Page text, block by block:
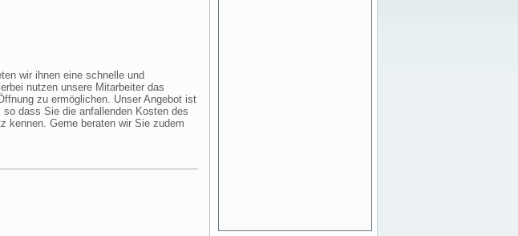
wir ihnen eine schnelle und
nutzen unsere Mitarbeiter das
zu ermöglichen. Unser Angebot ist
dass Sie die anfallenden Kosten des
kennen. Gerne beraten wir Sie zudem